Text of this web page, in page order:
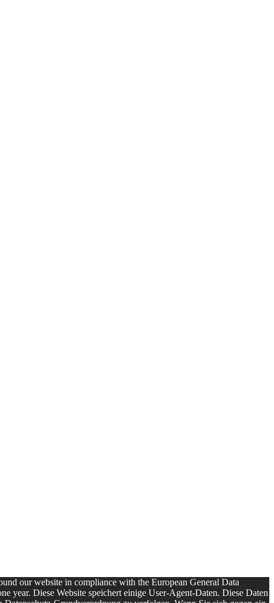
our website in compliance with the European General Data
year. Diese Website speichert einige User-Agent-Daten. Diese Daten